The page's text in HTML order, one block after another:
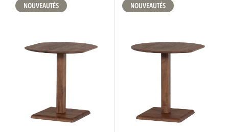
NOUVEAUTÉS NOUVEAUTÉS